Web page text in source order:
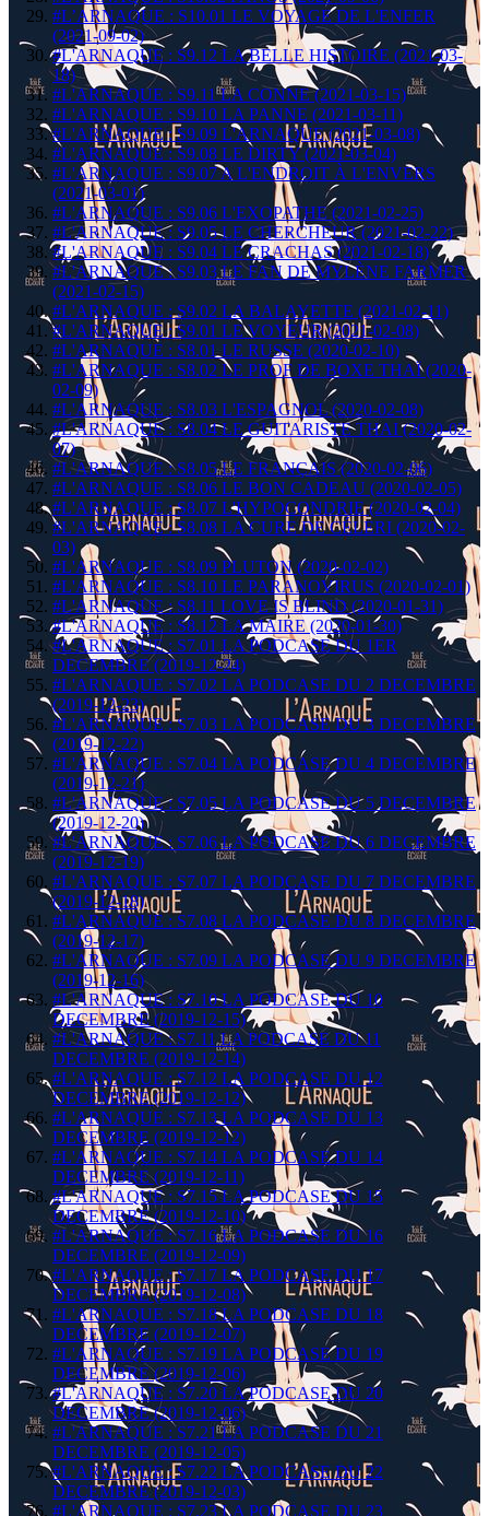
#L’ARNAQUE : S10.01 LE VOYAGE DE L'ENFER
(2021-09-02)
#L'ARNAQUE : S9.12 LA BELLE HISTOIRE (2021-03-
18)
#L'ARNAQUE : S9.11 LA CONNE (2021-03-15)
#L'ARNAQUE : S9.10 LA PANNE (2021-03-11)
#L'ARNAQUE : S9.09 L'ARNAQUE (2021-03-08)
#L'ARNAQUE : S9.08 LE DIRTY (2021-03-04)
#L'ARNAQUE : S9.07 A L'ENDROIT À L'ENVERS
(2021-03-01)
#L'ARNAQUE : S9.06 L'EXOPATHE (2021-02-25)
#L'ARNAQUE : S9.05 LE CHERCHEUR (2021-02-22)
#L'ARNAQUE : S9.04 LE CRACHAS (2021-02-18)
#L'ARNAQUE : S9.03 LE FAN DE MYLÈNE FARMER
(2021-02-15)
#L'ARNAQUE : S9.02 LA BALAYETTE (2021-02-11)
#L'ARNAQUE : S9.01 LE VOYEUR (2021-02-08)
#L'ARNAQUE : S8.01 LE RUSSE (2020-02-10)
#L'ARNAQUE : S8.02 LE PROF DE BOXE THAÏ (2020-
02-09)
#L'ARNAQUE : S8.03 L'ESPAGNOL (2020-02-08)
#L'ARNAQUE : S8.04 LE GUITARISTE THAI (2020-02-
07)
#L'ARNAQUE : S8.05 LE FRANÇAIS (2020-02-06)
#L'ARNAQUE : S8.06 LE BON CADEAU (2020-02-05)
#L'ARNAQUE : S8.07 L'HYPOCONDRIE (2020-02-04)
#L'ARNAQUE : S8.08 LA CURE DE CÉLERI (2020-02-
03)
#L'ARNAQUE : S8.09 PLUTON (2020-02-02)
#L'ARNAQUE : S8.10 LE PARANOVIRUS (2020-02-01)
#L'ARNAQUE : S8.11 LOVE IS BLIND (2020-01-31)
#L'ARNAQUE : S8.12 LA MAIRE (2020-01-30)
#L'ARNAQUE : S7.01 LA PODCASE DU 1ER
DECEMBRE (2019-12-24)
#L'ARNAQUE : S7.02 LA PODCASE DU 2 DECEMBRE
(2019-12-23)
#L'ARNAQUE : S7.03 LA PODCASE DU 3 DECEMBRE
(2019-12-22)
#L'ARNAQUE : S7.04 LA PODCASE DU 4 DECEMBRE
(2019-12-21)
#L'ARNAQUE : S7.05 LA PODCASE DU 5 DECEMBRE
(2019-12-20)
#L'ARNAQUE : S7.06 LA PODCASE DU 6 DECEMBRE
(2019-12-19)
#L'ARNAQUE : S7.07 LA PODCASE DU 7 DECEMBRE
(2019-12-18)
#L'ARNAQUE : S7.08 LA PODCASE DU 8 DECEMBRE
(2019-12-17)
#L'ARNAQUE : S7.09 LA PODCASE DU 9 DECEMBRE
(2019-12-16)
#L'ARNAQUE : S7.10 LA PODCASE DU 10
DECEMBRE (2019-12-15)
#L'ARNAQUE : S7.11 LA PODCASE DU 11
DECEMBRE (2019-12-14)
#L'ARNAQUE : S7.12 LA PODCASE DU 12
DECEMBRE (2019-12-12)
#L'ARNAQUE : S7.13 LA PODCASE DU 13
DECEMBRE (2019-12-12)
#L'ARNAQUE : S7.14 LA PODCASE DU 14
DECEMBRE (2019-12-11)
#L'ARNAQUE : S7.15 LA PODCASE DU 15
DECEMBRE (2019-12-10)
#L'ARNAQUE : S7.16 LA PODCASE DU 16
DECEMBRE (2019-12-09)
#L'ARNAQUE : S7.17 LA PODCASE DU 17
DECEMBRE (2019-12-08)
#L'ARNAQUE : S7.18 LA PODCASE DU 18
DECEMBRE (2019-12-07)
#L'ARNAQUE : S7.19 LA PODCASE DU 19
DECEMBRE (2019-12-06)
#L'ARNAQUE : S7.20 LA PODCASE DU 20
DECEMBRE (2019-12-06)
#L'ARNAQUE : S7.21 LA PODCASE DU 21
DECEMBRE (2019-12-05)
#L'ARNAQUE : S7.22 LA PODCASE DU 22
DECEMBRE (2019-12-03)
#L'ARNAQUE : S7.23 LA PODCASE DU 23